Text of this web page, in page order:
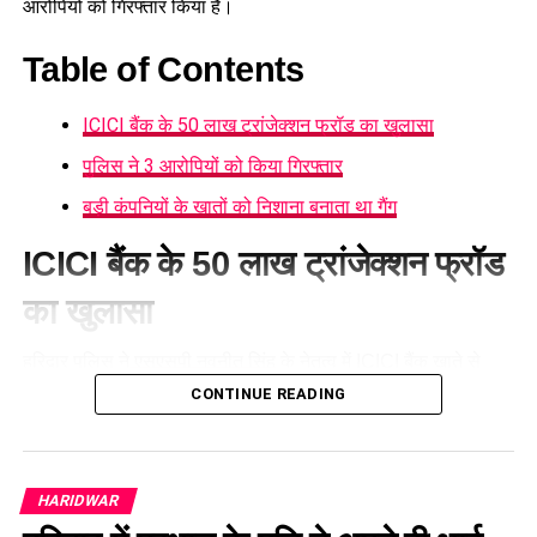
आरोपियों को गिरफ्तार किया है।
Table of Contents
ICICI बैंक के 50 लाख ट्रांजेक्शन फ्रॉड का खुलासा
पुलिस ने 3 आरोपियों को किया गिरफ्तार
बड़ी कंपनियों के खातों को निशाना बनाता था गैंग
ICICI बैंक के 50 लाख ट्रांजेक्शन फ्रॉड
का खुलासा
करीब 50 लाख रुपये की संदिग्ध निकासी के मामले का खुलासा करते हुए
एक महिला समेत तीन आरोपियों को गिरफ्तार किया है। बैंक मैनेजर की
शिकायत पर दर्ज मुकदमे की जांच में पुलिस ने भगवानपुर क्षेत्र में छापेमारी
CONTINUE READING
HARIDWAR